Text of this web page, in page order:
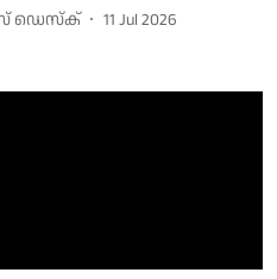
ഡെസ്ക് 11 Jul 2026